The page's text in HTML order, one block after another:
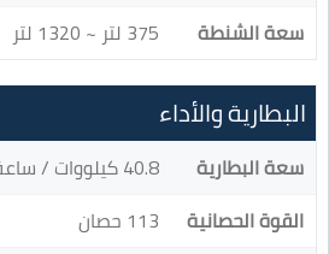
سعة الشنطة 375 لتر ~ 1320 لتر
البطارية والأداء
سعة البطارية
40.8 كيلووات / ساعة
القوة الحصانية
113 حصان